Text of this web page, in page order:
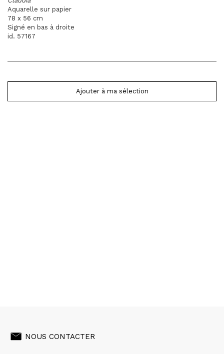
Aquarelle sur papier
78 x 56 cm
Signé en bas à droite
id. 57167
Ajouter à ma sélection
NOUS CONTACTER